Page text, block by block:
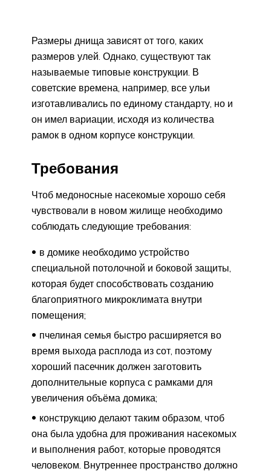
Размеры днища зависят от того, каких
размеров улей. Однако, существуют так
называемые типовые конструкции. В
советские времена, например, все ульи
изготавливались по единому стандарту, но и
он имел вариации, исходя из количества
рамок в одном корпусе конструкции.
Требования
Чтоб медоносные насекомые хорошо себя
чувствовали в новом жилище необходимо
соблюдать следующие требования:
в домике необходимо устройство
специальной потолочной и боковой защиты,
которая будет способствовать созданию
благоприятного микроклимата внутри
помещения;
пчелиная семья быстро расширяется во
время выхода расплода из сот, поэтому
хороший пасечник должен заготовить
дополнительные корпуса с рамками для
увеличения объёма домика;
конструкцию делают таким образом, чтоб
она была удобна для проживания насекомых
и выполнения работ, которые проводятся
человеком. Внутреннее пространство должно